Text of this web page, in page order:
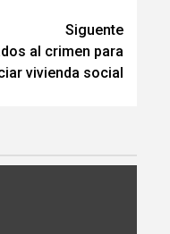
Siguente
al crimen para
vivienda social